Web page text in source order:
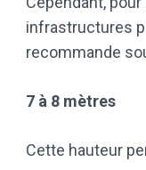
infrastructures
recommande
7 à 8 mètres
Cette hauteur